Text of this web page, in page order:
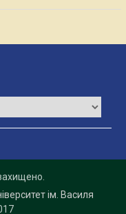
ім. Василя